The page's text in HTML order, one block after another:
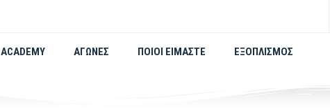
ACADEMY ΑΓΏΝΕΣ ΠΟΙΟΙ ΕΊΜΑΣΤΕ ΕΞΟΠΛΙΣΜΌΣ